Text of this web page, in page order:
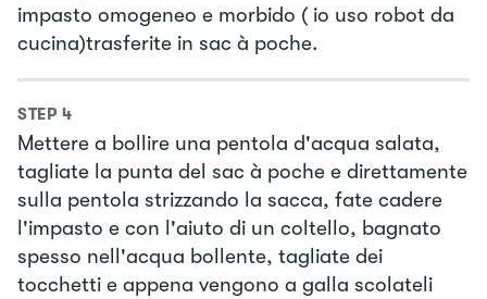
impasto omogeneo e morbido ( io uso robot da
cucina)trasferite in sac à poche.
STEP 4
Mettere a bollire una pentola d'acqua salata,
tagliate la punta del sac à poche e direttamente
sulla pentola strizzando la sacca, fate cadere
l'impasto e con l'aiuto di un coltello, bagnato
spesso nell'acqua bollente, tagliate dei
tocchetti e appena vengono a galla scolateli